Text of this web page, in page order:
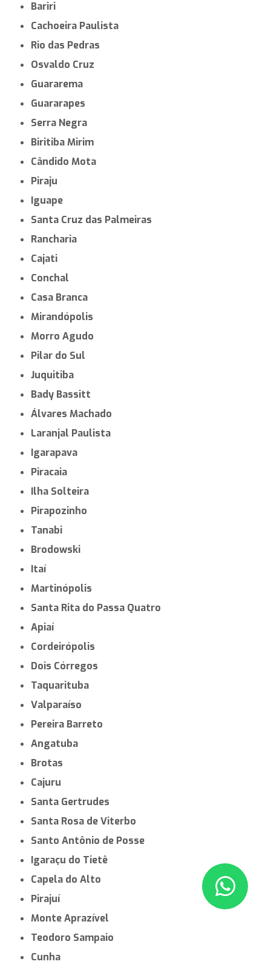
Bariri
Cachoeira Paulista
Rio das Pedras
Osvaldo Cruz
Guararema
Guararapes
Serra Negra
Biritiba Mirim
Cândido Mota
Piraju
Iguape
Santa Cruz das Palmeiras
Rancharia
Cajati
Conchal
Casa Branca
Mirandópolis
Morro Agudo
Pilar do Sul
Juquitiba
Bady Bassitt
Álvares Machado
Laranjal Paulista
Igarapava
Piracaia
Ilha Solteira
Pirapozinho
Tanabi
Brodowski
Itaí
Martinópolis
Santa Rita do Passa Quatro
Apiaí
Cordeirópolis
Dois Córregos
Taquarituba
Valparaíso
Pereira Barreto
Angatuba
Brotas
Cajuru
Santa Gertrudes
Santa Rosa de Viterbo
Santo Antônio de Posse
Igaraçu do Tietê
Capela do Alto
Pirajuí
Monte Aprazível
Teodoro Sampaio
Cunha